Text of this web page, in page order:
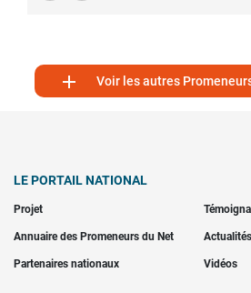
 Voir les autres
LE PORTAIL NATIONAL
Projet
Annuaire des Promeneurs du Net Actualités
Partenaires nationaux Vidéos